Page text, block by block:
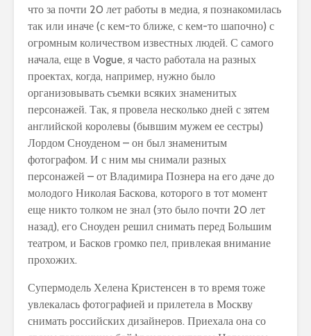
что за почти 20 лет работы в медиа, я познакомилась
так или иначе (с кем-то ближе, с кем-то шапочно) с
огромным количеством известных людей. С самого
начала, еще в Vogue, я часто работала на разных
проектах, когда, например, нужно было
организовывать съемки всяких знаменитых
персонажей. Так, я провела несколько дней с зятем
английской королевы (бывшим мужем ее сестры)
Лордом Сноуденом – он был знаменитым
фотографом. И с ним мы снимали разных
персонажей – от Владимира Познера на его даче до
молодого Николая Баскова, которого в тот момент
еще никто толком не знал (это было почти 20 лет
назад), его Сноуден решил снимать перед Большим
театром, и Басков громко пел, привлекая внимание
прохожих.
Супермодель Хелена Кристенсен в то время тоже
увлекалась фотографией и прилетела в Москву
снимать российских дизайнеров. Приехала она со